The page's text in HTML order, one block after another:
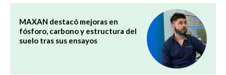
MAXAN destacó mejoras en
fósforo, carbono y estructura del
suelo tras sus ensayos